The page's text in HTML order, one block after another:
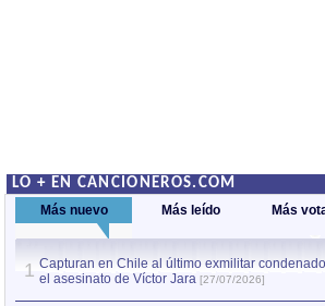
LO + EN CANCIONEROS.COM
Más nuevo Más leído Más
1 Capturan en Chile al último exmilitar
el asesinato de Víctor Jara [27/07/2026]